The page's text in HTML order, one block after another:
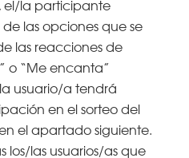
el/la participante
las opciones que se
las reacciones de
o “Me encanta”
usuario/a tendrá
en el sorteo del
el apartado siguiente.
los/las usuarios/as que